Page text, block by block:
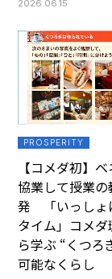
2026.06.15
PROSPERITY
【コメダ初】
協業して授業の
発 「いっしょ
タイム」コメ
ら学ぶ “くつろ
可能なくらし